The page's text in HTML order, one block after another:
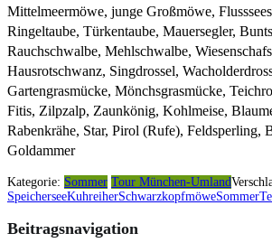
Mittelmeermöwe, junge Großmöwe,
Ringeltaube, Türkentaube, Mauersegler,
Rauchschwalbe, Mehlschwalbe,
Hausrotschwanz, Singdrossel,
Gartengrasmücke, Mönchsgrasmücke,
Fitis, Zilpzalp, Zaunkönig, Kohlmeise,
Rabenkrähe, Star, Pirol (Rufe), Feldsperling,
Goldammer
Kategorie: Sommer Tour München-Umland
SpeicherseeKuhreiherSchwarzkopfmöweSommer
Beitragsnavigation